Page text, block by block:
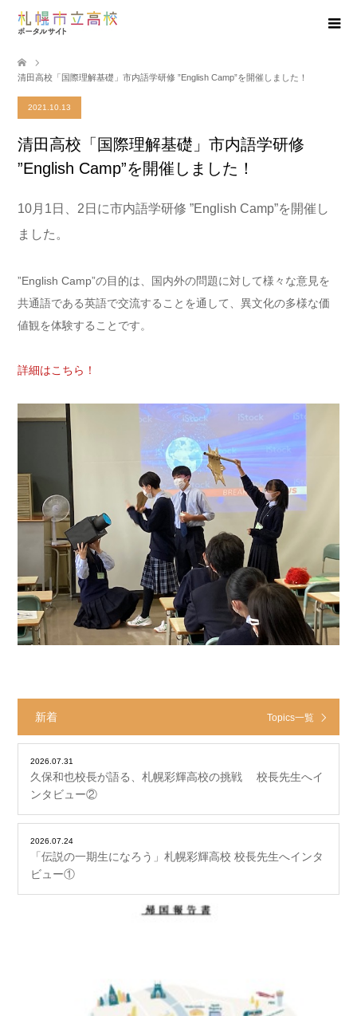
清田高校「国際理解基礎」市内語学研修 ”English Camp”を開催しました！
2021.10.13
清田高校「国際理解基礎」市内語学研修
”English Camp”を開催しました！
10月1日、2日に市内語学研修 ”English Camp”を開催し
ました。
”English Camp”の目的は、国内外の問題に対して様々な意見を
共通語である英語で交流することを通して、異文化の多様な価
値観を体験することです。
詳細はこちら！
新着 Topics一覧
2026.07.31
久保和也校長が語る、札幌彩輝高校の挑戦 校長先生へイ
ンタビュー②
2026.07.24
「伝説の一期生になろう」札幌彩輝高校 校長先生へインタ
ビュー①